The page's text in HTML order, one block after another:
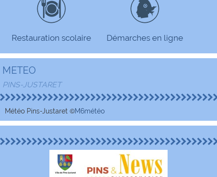
Restauration scolaire Démarches en ligne
METEO
PINS-JUSTARET
Météo Pins-Justaret ©M6météo